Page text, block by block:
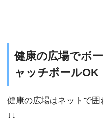
健康の広場でボ
ャッチボールOK
健康の広場はネットで
↓↓